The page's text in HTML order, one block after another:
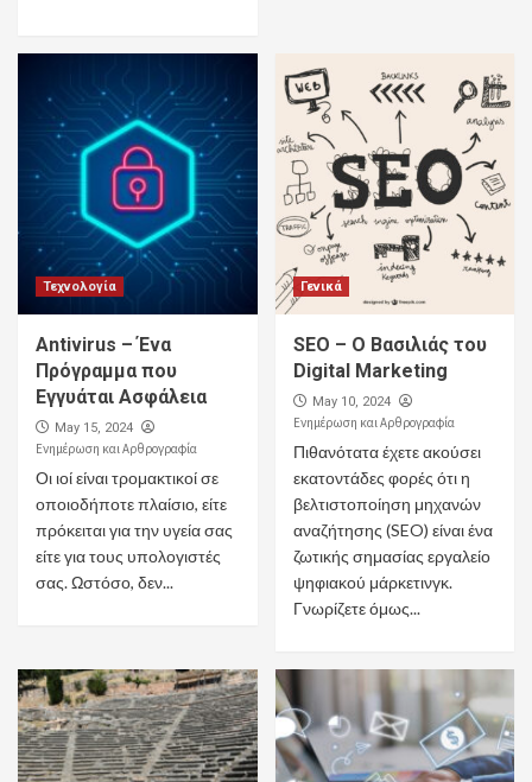
Τεχνολογία
Antivirus – Ένα
Πρόγραμμα που
Εγγυάται Ασφάλεια
May 15, 2024
Ενημέρωση και Αρθρογραφία
Οι ιοί είναι τρομακτικοί σε
οποιοδήποτε πλαίσιο, είτε
πρόκειται για την υγεία σας
είτε για τους υπολογιστές
σας. Ωστόσο, δεν...
Γενικά
SEO – Ο Βασιλιάς του
Digital Marketing
May 10, 2024
Ενημέρωση και Αρθρογραφία
Πιθανότατα έχετε ακούσει
εκατοντάδες φορές ότι η
βελτιστοποίηση μηχανών
αναζήτησης (SEO) είναι ένα
ζωτικής σημασίας εργαλείο
ψηφιακού μάρκετινγκ.
Γνωρίζετε όμως...